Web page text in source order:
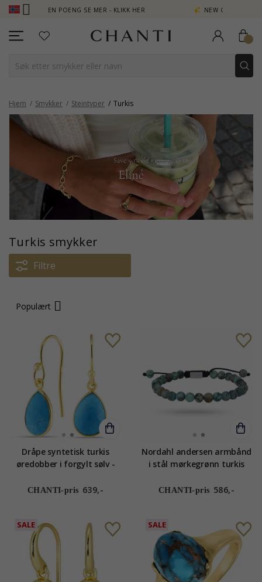
SE MER - KLIKK HER NEW COLLECTION | AURA
Hjem Smykker Steintyper Turkis
Turkis smykker
Filtre
Populært
Dråpe syntetisk turkis
øredobber i forgylt sølv -
CHANTI-pris 639,-
Nordahl andersen armbånd
i stål mørkegrønn turkis
CHANTI-pris 586,-
SALE SALE